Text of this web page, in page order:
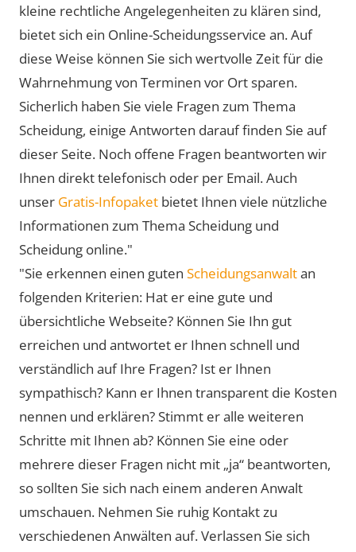
kleine rechtliche Angelegenheiten zu klären sind,
bietet sich ein Online-Scheidungsservice an. Auf
diese Weise können Sie sich wertvolle Zeit für die
Wahrnehmung von Terminen vor Ort sparen.
Sicherlich haben Sie viele Fragen zum Thema
Scheidung, einige Antworten darauf finden Sie auf
dieser Seite. Noch offene Fragen beantworten wir
Ihnen direkt telefonisch oder per Email. Auch
unser Gratis-Infopaket bietet Ihnen viele nützliche
Informationen zum Thema Scheidung und
Scheidung online."
"Sie erkennen einen guten Scheidungsanwaltan
folgenden Kriterien: Hat er eine gute und
übersichtliche Webseite? Können Sie Ihn gut
erreichen und antwortet er Ihnen schnell und
verständlich auf Ihre Fragen? Ist er Ihnen
sympathisch? Kann er Ihnen transparent die Kosten
nennen und erklären? Stimmt er alle weiteren
Schritte mit Ihnen ab? Können Sie eine oder
mehrere dieser Fragen nicht mit „ja“ beantworten,
so sollten Sie sich nach einem anderen Anwalt
umschauen. Nehmen Sie ruhig Kontakt zu
verschiedenen Anwälten auf. Verlassen Sie sich